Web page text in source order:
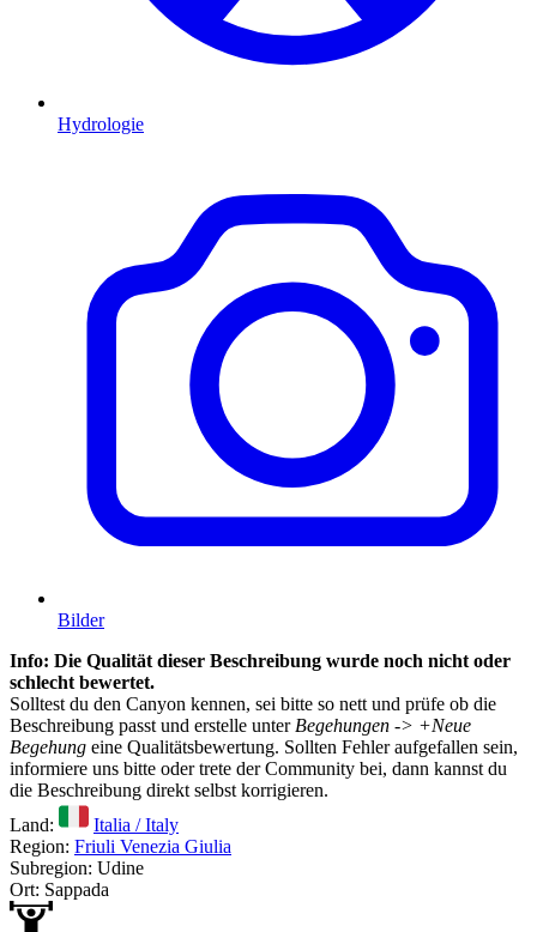
Hydrologie
Bilder
Info: Die Qualität dieser Beschreibung wurde noch nicht oder
schlecht bewertet.
Solltest du den Canyon kennen, sei bitte so nett und prüfe ob die
Beschreibung passt und erstelle unter Begehungen -> +Neue
Begehung eine Qualitätsbewertung. Sollten Fehler aufgefallen sein,
informiere uns bitte oder trete der Community bei, dann kannst du
die Beschreibung direkt selbst korrigieren.
Land:
Italia / Italy
Region: Friuli Venezia Giulia
Subregion: Udine
Ort: Sappada